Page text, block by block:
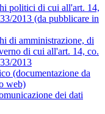
politici di cui all'art. 14,
2013 (da pubblicare in
di amministrazione, di
di cui all'art. 14, co.
2013
(documentazione da
web)
dei dati